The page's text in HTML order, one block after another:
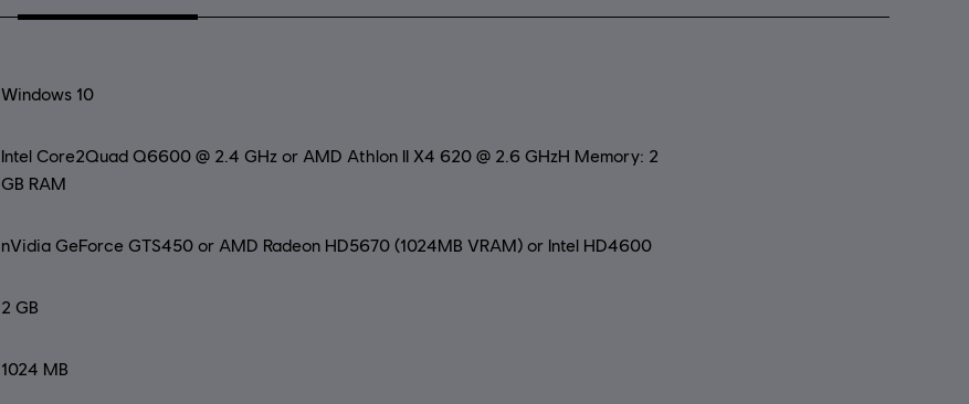
Windows 10
Intel Core2Quad Q6600 @ 2.4 GHz or AMD Athlon II X4 620 @ 2.6 GHzH Memory: 2
GB RAM
nVidia GeForce GTS450 or AMD Radeon HD5670 (1024MB VRAM) or Intel HD4600
2 GB
1024 MB